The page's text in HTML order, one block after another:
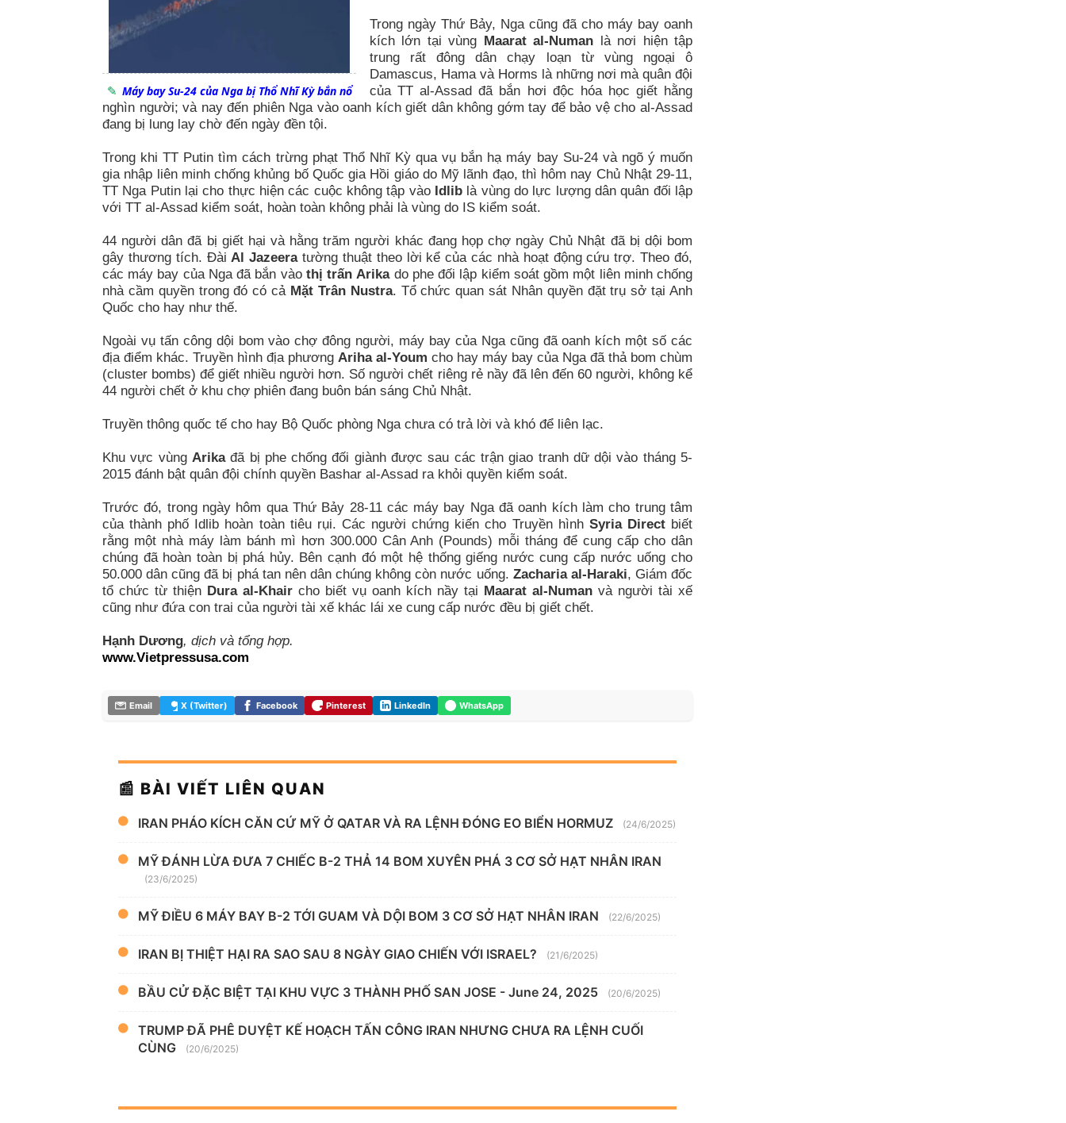
Máy bay Su-24 của Nga bị Thổ Nhĩ Kỳ bắn nổ
Trong ngày Thứ Bảy, Nga cũng đã cho máy bay oanh
kích lớn tại vùng
Maarat al-Numan là nơi hiện tập
trung rất đông dân chạy loạn từ vùng ngoại ô
Damascus, Hama và Horms là những nơi mà quân đội
của TT al-Assad đã bắn hơi độc hóa học giết hằng
nghìn người; và nay đến phiên Nga vào oanh kích giết dân không gớm tay để bảo vệ cho al-Assad
đang bị lung lay chờ đến ngày đền tội.
Trong khi TT Putin tìm cách trừng phạt Thổ Nhĩ Kỳ qua vụ bắn hạ máy bay Su-24 và ngõ ý muốn
gia nhập liên minh chống khủng bố Quốc gia Hồi giáo do Mỹ lãnh đạo, thì hôm nay Chủ Nhật 29-11,
TT Nga Putin lại cho thực hiện các cuộc không tập vào Idlib là vùng do lực lượng dân quân đối lập
với TT al-Assad kiểm soát, hoàn toàn không phải là vùng do IS kiểm soát.
44 người dân đã bị giết hại và hằng trăm người khác đang họp chợ ngày Chủ Nhật đã bị dội bom
gây thương tích. ĐàiAl Jazeeratường thuật theo lời kể của các nhà hoạt động cứu trợ. Theo đó,
các máy bay của Nga đã bắn vào thị trấn Arikado phe đối lập kiểm soát gồm một liên minh chống
nhà cầm quyền trong đó có cả Mặt Trân Nustra. Tổ chức quan sát Nhân quyền đặt trụ sở tại Anh
Quốc cho hay như thế.
Ngoài vụ tấn công dội bom vào chợ đông người, máy bay của Nga cũng đã oanh kích một số các
địa điểm khác. Truyền hình địa phương Ariha al-Youm cho hay máy bay của Nga đã thả bom chùm
(cluster bombs) để giết nhiều người hơn. Số người chết riêng rẻ nầy đã lên đến 60 người, không kể
44 người chết ở khu chợ phiên đang buôn bán sáng Chủ Nhật.
Truyền thông quốc tế cho hay Bộ Quốc phòng Nga chưa có trả lời và khó để liên lạc.
Khu vực vùng Arikađã bị phe chống đối giành được sau các trận giao tranh dữ dội vào tháng 5-
2015 đánh bật quân đội chính quyền Bashar al-Assad ra khỏi quyền kiểm soát.
Trước đó, trong ngày hôm qua Thứ Bảy 28-11 các máy bay Nga đã oanh kích làm cho trung tâm
của thành phố Idlib hoàn toàn tiêu rụi. Các người chứng kiến cho Truyền hình Syria Directbiết
rằng một nhà máy làm bánh mì hơn 300.000 Cân Anh (Pounds) mỗi tháng để cung cấp cho dân
chúng đã hoàn toàn bị phá hủy. Bên cạnh đó một hệ thống giếng nước cung cấp nước uống cho
50.000 dân cũng đã bị phá tan nên dân chúng không còn nước uống. Zacharia al-Haraki, Giám đốc
tổ chức từ thiện Dura al-Khair cho biết vụ oanh kích nầy tại Maarat al-Numan và người tài xế
cũng như đứa con trai của người tài xế khác lái xe cung cấp nước đều bị giết chết.
Hạnh Dương, dịch và tổng hợp.
www.Vietpressusa.com
Email X (Twitter) Facebook Pinterest LinkedIn WhatsApp
📰 BÀI VIẾT LIÊN QUAN
IRAN PHÁO KÍCH CĂN CỨ MỸ Ở QATAR VÀ RA LỆNH ĐÓNG EO BIỂN HORMUZ (24/6/2025)
MỸ ĐÁNH LỪA ĐƯA 7 CHIẾC B-2 THẢ 14 BOM XUYÊN PHÁ 3 CƠ SỞ HẠT NHÂN IRAN
(23/6/2025)
MỸ ĐIỀU 6 MÁY BAY B-2 TỚI GUAM VÀ DỘI BOM 3 CƠ SỞ HẠT NHÂN IRAN (22/6/2025)
IRAN BỊ THIỆT HẠI RA SAO SAU 8 NGÀY GIAO CHIẾN VỚI ISRAEL? (21/6/2025)
BẦU CỬ ĐẶC BIỆT TẠI KHU VỰC 3 THÀNH PHỐ SAN JOSE - June 24, 2025 (20/6/2025)
TRUMP ĐÃ PHÊ DUYỆT KẾ HOẠCH TẤN CÔNG IRAN NHƯNG CHƯA RA LỆNH CUỐI
CÙNG
(20/6/2025)